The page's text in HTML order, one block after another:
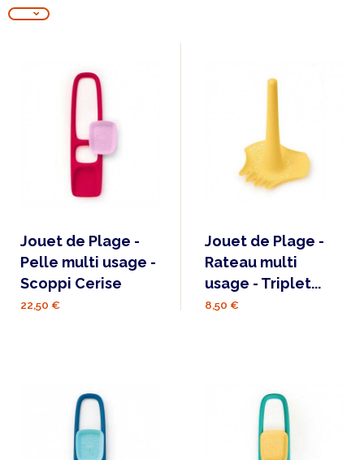
Jouet de Plage -
Pelle multi usage -
Scoppi Cerise
22,50 €
Jouet de Plage -
Rateau multi
usage - Triplet...
8,50 €